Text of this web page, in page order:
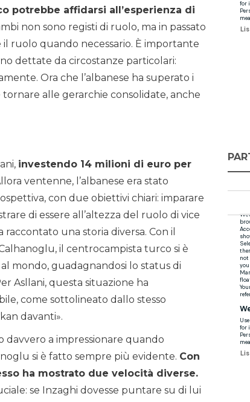
potrebbe affidarsi all’esperienza di
non sono registi di ruolo, ma in passato
ruolo quando necessario. È importante
dettate da circostanze particolari:
Ora che l’albanese ha superato i
alle gerarchie consolidate, anche
investendo 14 milioni di euro per
ventenne, l’albanese era stato
con due obiettivi chiari: imparare
di essere all’altezza del ruolo di vice
una storia diversa. Con il
il centrocampista turco si è
mondo, guadagnandosi lo status di
Asllani, questa situazione ha
come sottolineato dallo stesso
davanti».
davvero a impressionare quando
si è fatto sempre più evidente. Con
ha mostrato due velocità diverse.
se Inzaghi dovesse puntare su di lui